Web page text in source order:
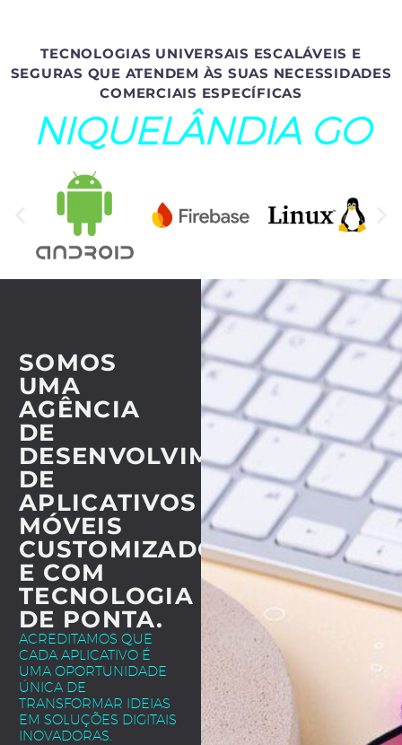
TECNOLOGIAS UNIVERSAIS ESCALÁVEIS E
SEGURAS QUE ATENDEM ÀS SUAS NECESSIDADES
COMERCIAIS ESPECÍFICAS
NIQUELÂNDIA GO
SOMOS
UMA
AGÊNCIA
DE
DESENVOLVIMENTO
DE
APLICATIVOS
MÓVEIS
CUSTOMIZADOS
E COM
TECNOLOGIA
DE PONTA.
ACREDITAMOS QUE
CADA APLICATIVO É
UMA OPORTUNIDADE
ÚNICA DE
TRANSFORMAR IDEIAS
EM SOLUÇÕES DIGITAIS
INOVADORAS.